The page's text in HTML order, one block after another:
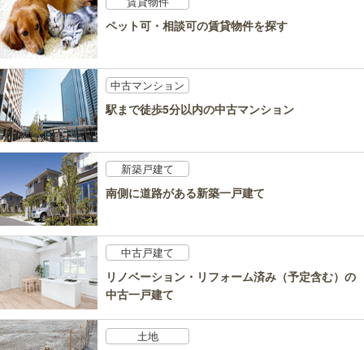
ペット可・相談可の賃貸物件を探す
中古マンション
駅まで徒歩5分以内の中古マンション
新築戸建て
南側に道路がある新築一戸建て
中古戸建て
リノベーション・リフォーム済み（予定含む）の
中古一戸建て
土地